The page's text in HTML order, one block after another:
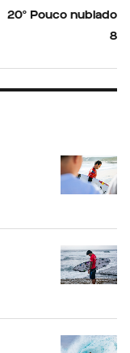
20º Pouco nublado
8